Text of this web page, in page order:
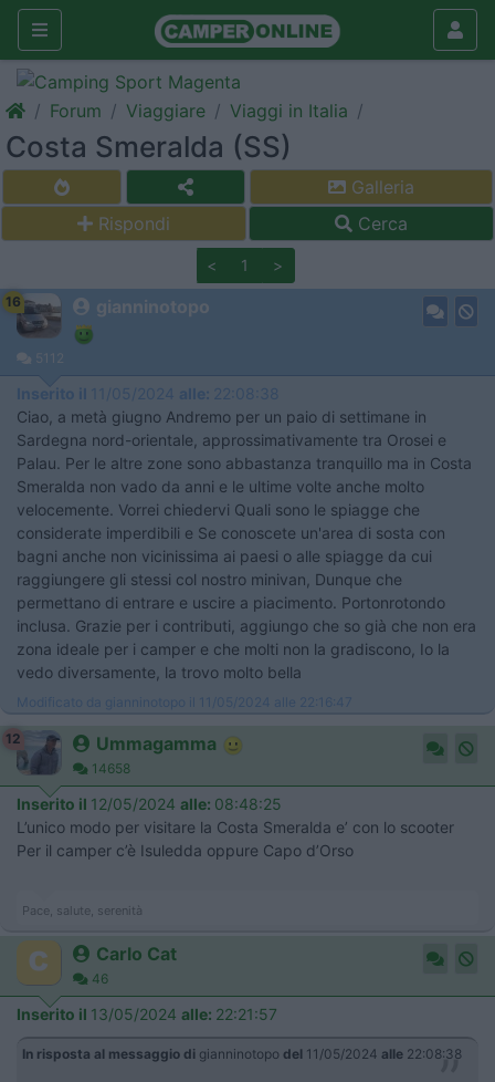
Forum Viaggiare Viaggi in Italia
Costa Smeralda (SS)
Galleria
Rispondi
Cerca
< 1 >
16 gianninotopo
5112
Inserito il 11/05/2024 alle: 22:08:38
Ciao, a metà giugno Andremo per un paio di settimane in
Sardegna nord-orientale, approssimativamente tra Orosei e
Palau. Per le altre zone sono abbastanza tranquillo ma in Costa
Smeralda non vado da anni e le ultime volte anche molto
velocemente. Vorrei chiedervi Quali sono le spiagge che
considerate imperdibili e Se conoscete un'area di sosta con
bagni anche non vicinissima ai paesi o alle spiagge da cui
raggiungere gli stessi col nostro minivan, Dunque che
permettano di entrare e uscire a piacimento. Portonrotondo
inclusa. Grazie per i contributi, aggiungo che so già che non era
zona ideale per i camper e che molti non la gradiscono, Io la
vedo diversamente, la trovo molto bella
Modificato da gianninotopo il 11/05/2024 alle 22:16:47
12 Ummagamma
14658
Inserito il 12/05/2024 alle: 08:48:25
L’unico modo per visitare la Costa Smeralda e’ con lo scooter
Per il camper c’è Isuledda oppure Capo d’Orso
Pace, salute, serenità
Carlo Cat
46
Inserito il 13/05/2024 alle: 22:21:57
In risposta al messaggio di gianninotopo del 11/05/2024 alle 22:08:38